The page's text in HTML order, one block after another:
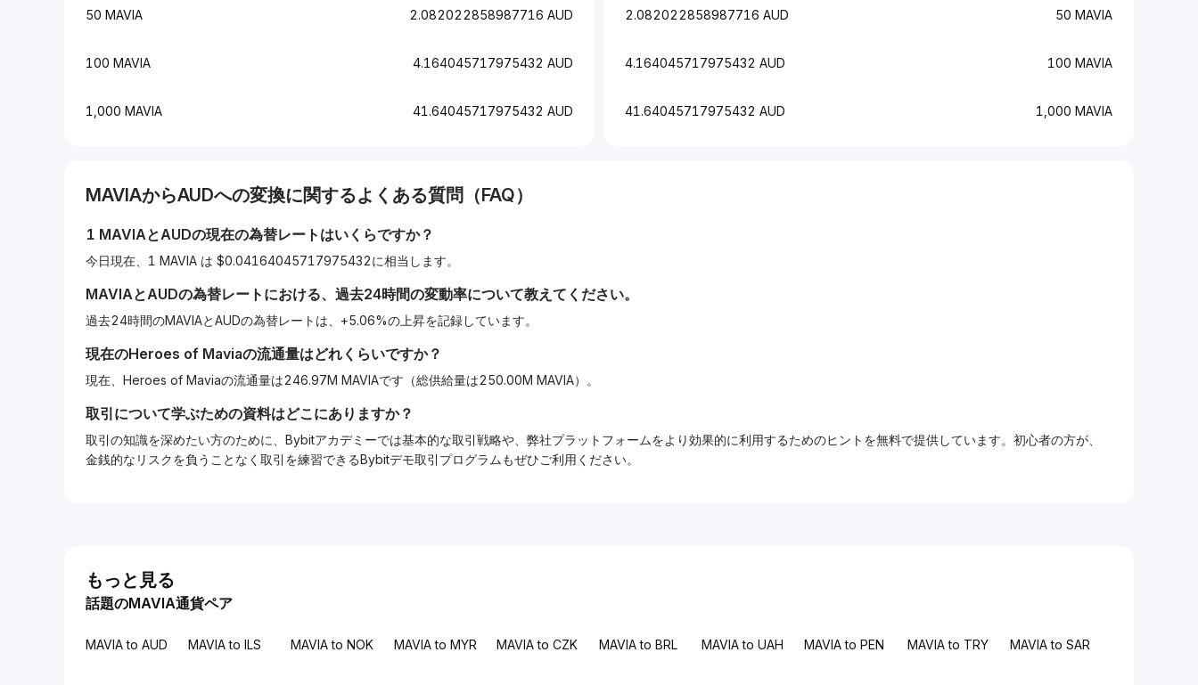
50 MAVIA 2.082022858987716 AUD
100 MAVIA 4.164045717975432 AUD
1,000 MAVIA 41.64045717975432 AUD
2.082022858987716 AUD 50 MAVIA
4.164045717975432 AUD 100 MAVIA
41.64045717975432 AUD 1,000 MAVIA
MAVIAからAUDへの変換に関するよくある質問（FAQ）
1 MAVIAとAUDの現在の為替レートはいくらですか？
今日現在、1 MAVIA は $0.04164045717975432に相当します。
MAVIAとAUDの為替レートにおける、過去24時間の変動率について教えてください。
過去24時間のMAVIAとAUDの為替レートは、+5.06%の上昇を記録しています。
現在のHeroes of Maviaの流通量はどれくらいですか？
現在、Heroes of Maviaの流通量は246.97M MAVIAです（総供給量は250.00M MAVIA）。
取引について学ぶための資料はどこにありますか？
取引の知識を深めたい方のために、Bybitアカデミーでは基本的な取引戦略や、弊社プラットフォームをより効果的に利用するためのヒントを無料で提供しています。初心者の方が、
金銭的なリスクを負うことなく取引を練習できるBybitデモ取引プログラムもぜひご利用ください。
もっと見る
話題のMAVIA通貨ペア
MAVIA to AUD MAVIA to ILS MAVIA to NOK MAVIA to MYR MAVIA to CZK MAVIA to BRL MAVIA to UAH MAVIA to PEN MAVIA to TRY MAVIA to SAR